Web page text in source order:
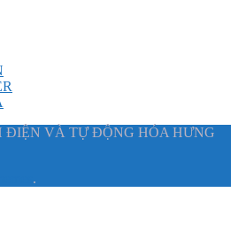
ĐIỆN VÀ TỰ ĐỘNG HÓA HƯNG
.